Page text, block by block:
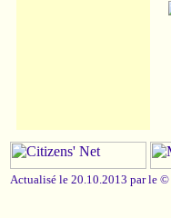
Actualisé le 20.10.2013 par le ©